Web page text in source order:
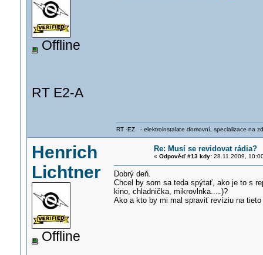
Offline
RT E2-A
RT -EZ - elektroinstalace domovní, specializace na
Henrich
Lichtner
Offline
Re: Musí se revidovat rádia?
« Odpověď #13 kdy:28.11.2009,
Dobrý deň.
Chcel by som sa teda spýtať, ako je to s
kino, chladnička, mikrovlnka.....)?
Ako a kto by mi mal spraviť revíziu na